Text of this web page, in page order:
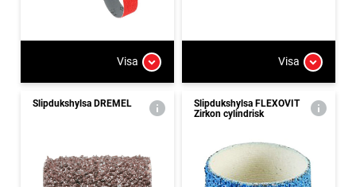
Visa Visa
Slipdukshylsa DREMEL
Slipdukshylsa FLEXOVIT
Zirkon cylindrisk